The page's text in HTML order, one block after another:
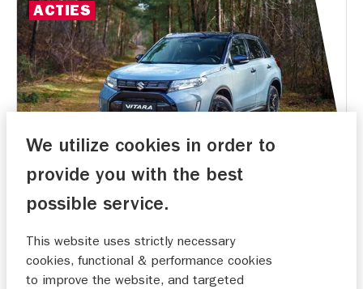
ACTIES
06-08-2026
Vitara extra inruilvoordeel actie
We vieren 60 jaar Suzuki in Nederland. Met
veel voordeel op de Vitara voor nog veel meer
fun. Profiteer op alle uitvoeringen van €2.000
We utilize cookies in order to
provide you with the best
possible service.
This website uses strictly necessary
cookies, functional & performance cookies
to improve the website, and targeted